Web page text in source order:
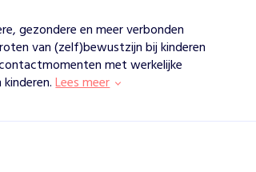
gezondere en meer verbonden
van (zelf)bewustzijn bij kinderen
met werkelijke
kinderen.Lees meer